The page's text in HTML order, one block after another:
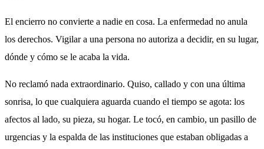
El encierro no convierte a nadie en cosa. La enfermedad no anula
los derechos. Vigilar a una persona no autoriza a decidir, en su lugar,
dónde y cómo se le acaba la vida.
No reclamó nada extraordinario. Quiso, callado y con una última
sonrisa, lo que cualquiera aguarda cuando el tiempo se agota: los
afectos al lado, su pieza, su hogar. Le tocó, en cambio, un pasillo de
urgencias y la espalda de las instituciones que estaban obligadas a